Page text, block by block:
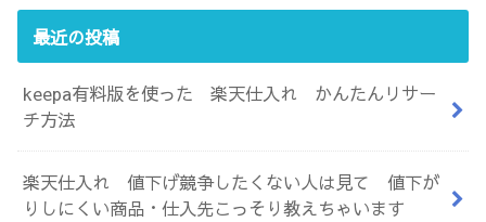
最近の投稿
keepa有料版を使った 楽天仕入れ かんたんリサー
チ方法
楽天仕入れ 値下げ競争したくない人は見て 値下が
りしにくい商品・仕入先こっそり教えちゃいます